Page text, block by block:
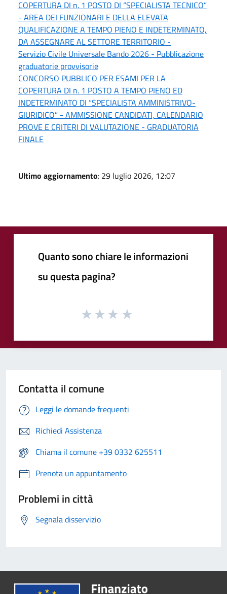
COPERTURA DI n. 1 POSTO DI “SPECIALISTA TECNICO”
- AREA DEI FUNZIONARI E DELLA ELEVATA
QUALIFICAZIONE A TEMPO PIENO E INDETERMINATO,
DA ASSEGNARE AL SETTORE TERRITORIO -
Servizio Civile Universale Bando 2026 - Pubblicazione
graduatorie provvisorie
CONCORSO PUBBLICO PER ESAMI PER LA
COPERTURA DI n. 1 POSTO A TEMPO PIENO ED
INDETERMINATO DI “SPECIALISTA AMMINISTRIVO-
GIURIDICO” - AMMISSIONE CANDIDATI, CALENDARIO
PROVE E CRITERI DI VALUTAZIONE - GRADUATORIA
FINALE
Ultimo aggiornamento: 29 luglio 2026, 12:07
Quanto sono chiare le informazioni
su questa pagina?
Contatta il comune
Leggi le domande frequenti
Richiedi Assistenza
Chiama il comune +39 0332 625511
Prenota un appuntamento
Problemi in città
Segnala disservizio